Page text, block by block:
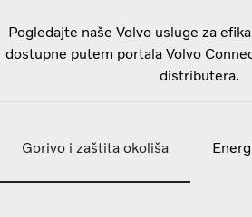
Pogledajte naše Volvo usluge za
dostupne putem portala Volvo
distributera.
Gorivo i zaštita okoliša